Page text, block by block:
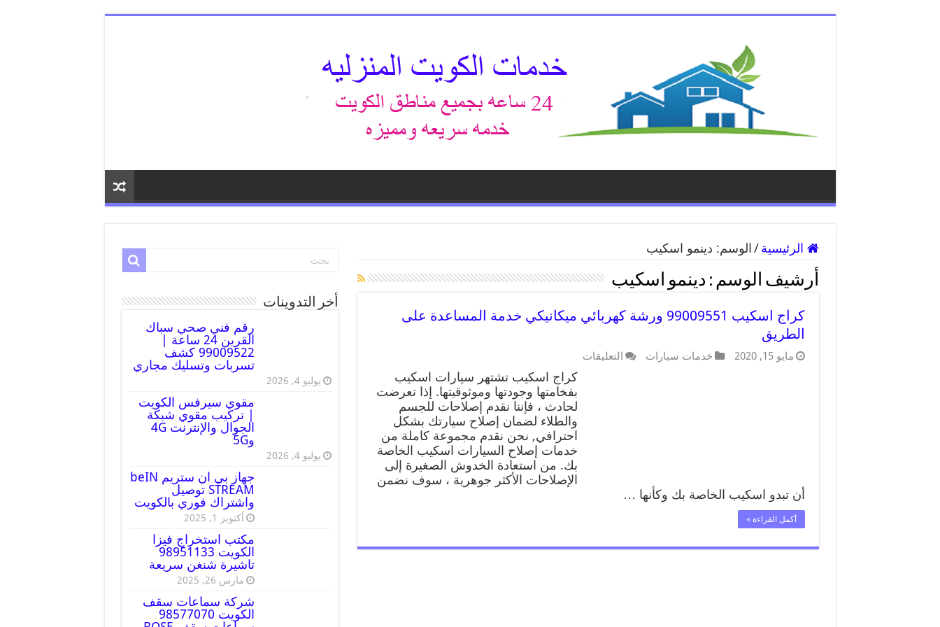
الرئيسية / الوسم: دينمو اسكيب
أرشيف الوسم : دينمو اسكيب
كراج اسكيب 99009551 ورشة كهربائي ميكانيكي خدمة المساعدة على
الطريق
مايو 15, 2020 خدمات سيارات التعليقات
كراج اسكيب تشتهر سيارات اسكيب
بفخامتها وجودتها وموثوقيتها. إذا تعرضت
لحادث ، فإننا نقدم إصلاحات للجسم
والطلاء لضمان إصلاح سيارتك بشكل
احترافي, نحن نقدم مجموعة كاملة من
خدمات إصلاح السيارات اسكيب الخاصة
بك. من استعادة الخدوش الصغيرة إلى
الإصلاحات الأكثر جوهرية ، سوف نضمن
أن تبدو اسكيب الخاصة بك وكأنها …
أكمل القراءة »
أخر التدوينات
رقم فني صحي سباك
القرين 24 ساعة |
99009522 كشف
تسربات وتسليك مجاري
يوليو 4, 2026
مقوي سيرفس الكويت
| تركيب مقوي شبكة
الجوال والإنترنت 4G
و5G
يوليو 4, 2026
جهاز بي ان ستريم beIN
STREAM توصيل
واشتراك فوري بالكويت
أكتوبر 1, 2025
مكتب استخراج فيزا
الكويت 98951133
تاشيرة شنغن سريعة
مارس 26, 2025
شركة سماعات سقف
الكويت 98577070